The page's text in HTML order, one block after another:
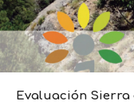
Evaluación Sierra